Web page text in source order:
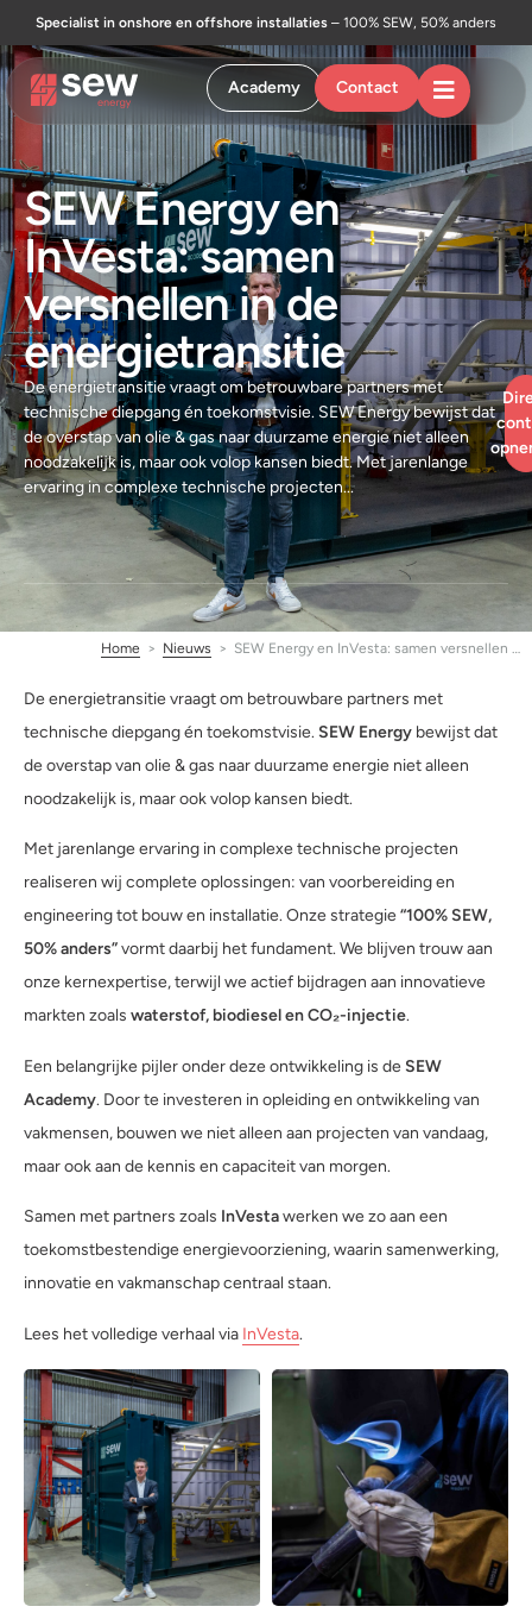
Specialist in onshore en offshore installaties – 100% SEW, 50% anders
Academy Contact
SEW Energy en
InVesta: samen
versnellen in de
energietransitie
De energietransitie vraagt om betrouwbare partners met
technische diepgang én toekomstvisie. SEW Energy bewijst dat
de overstap van olie & gas naar duurzame energie niet alleen
noodzakelijk is, maar ook volop kansen biedt. Met jarenlange
ervaring in complexe technische projecten...
Home > Nieuws > SEW Energy en InVesta: samen versnellen …
De energietransitie vraagt om betrouwbare partners met
technische diepgang én toekomstvisie. SEW Energy bewijst dat
de overstap van olie & gas naar duurzame energie niet alleen
noodzakelijk is, maar ook volop kansen biedt.
Met jarenlange ervaring in complexe technische projecten
realiseren wij complete oplossingen: van voorbereiding en
engineering tot bouw en installatie. Onze strategie“100% SEW,
50% anders”vormt daarbij het fundament. We blijven trouw aan
onze kernexpertise, terwijl we actief bijdragen aan innovatieve
markten zoals waterstof, biodiesel en CO₂-injectie.
Een belangrijke pijler onder deze ontwikkeling is de SEW
Academy. Door te investeren in opleiding en ontwikkeling van
vakmensen, bouwen we niet alleen aan projecten van vandaag,
maar ook aan de kennis en capaciteit van morgen.
Samen met partners zoals InVestawerken we zo aan een
toekomstbestendige energievoorziening, waarin samenwerking,
innovatie en vakmanschap centraal staan.
Lees het volledige verhaal via InVesta.